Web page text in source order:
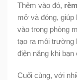
Thêm vào đó,
mở và đóng,
vào trong phòng
tạo ra môi trường
điện năng khi
Cuối cùng, với